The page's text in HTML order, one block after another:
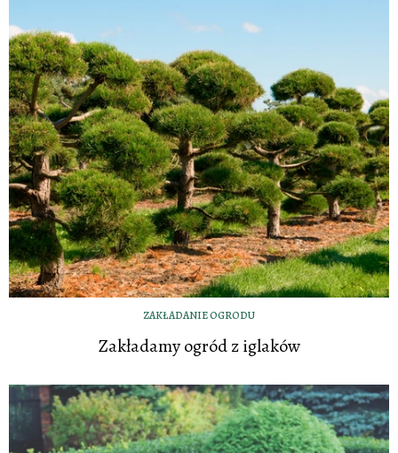
ZAKŁADANIE OGRODU
Zakładamy ogród z iglaków